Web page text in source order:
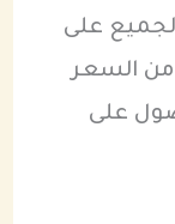
على
السعر
على